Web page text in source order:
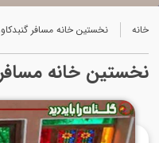
خانه نخستین خانه مسافر
نخستین خانه